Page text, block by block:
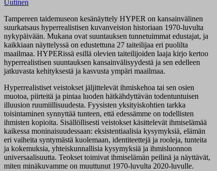
Uutinen
Tampereen taidemuseon kesänäyttely HYPER on kansainvälinen
suurkatsaus hyperrealistisen kuvanveiston historiaan 1970-luvulta
nykypäivään. Mukana ovat suuntauksen tunnetuimmat edustajat, ja
kaikkiaan näyttelyssä on edustettuna 27 taiteilijaa eri puolilta
maailmaa. HYPERissä esillä olevien taiteilijoiden laaja kirjo kertoo
hyperrealistisen suuntauksen kansainvälisyydestä ja sen edelleen
jatkuvasta kehityksestä ja kasvusta ympäri maailmaa.
Hyperrealistiset veistokset jäljittelevät ihmiskehoa tai sen osien
muotoa, piirteitä ja pintaa luoden hätkähdyttävän todentuntuisen
illuusion ruumiillisuudesta. Fyysisten yksityiskohtien tarkka
toisintaminen synnyttää tunteen, että edessämme on todellisten
ihmisten kopioita. Sisällöllisesti veistokset käsittelevät ihmiselämää
kaikessa moninaisuudessaan: eksistentiaalisia kysymyksiä, elämän
eri vaiheita syntymästä kuolemaan, identiteettejä ja rooleja, tunteita
ja kokemuksia, yhteiskunnallisia kysymyksiä ja ihmisluonnon
universaalisuutta. Teokset toimivat ihmiselämän peilinä ja näyttävät,
miten minäkuvamme on muuttunut 1970-luvulta 2020-luvulle.